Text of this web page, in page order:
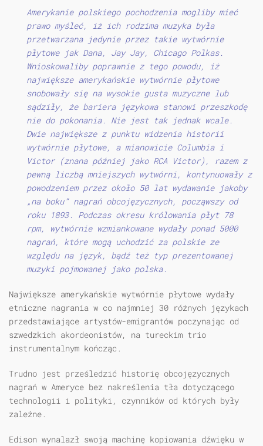
Amerykanie polskiego pochodzenia mogliby mieć
prawo myśleć, iż ich rodzima muzyka była
przetwarzana jedynie przez takie wytwórnie
płytowe jak Dana, Jay Jay, Chicago Polkas.
Wnioskowaliby poprawnie z tego powodu, iż
największe amerykańskie wytwórnie płytowe
snobowały się na wysokie gusta muzyczne lub
sądziły, że bariera językowa stanowi przeszkodę
nie do pokonania. Nie jest tak jednak wcale.
Dwie największe z punktu widzenia historii
wytwórnie płytowe, a mianowicie Columbia i
Victor (znana później jako RCA Victor), razem z
pewną liczbą mniejszych wytwórni, kontynuowały z
powodzeniem przez około 50 lat wydawanie jakoby
„na boku” nagrań obcojęzycznych, począwszy od
roku 1893. Podczas okresu królowania płyt 78
rpm, wytwórnie wzmiankowane wydały ponad 5000
nagrań, które mogą uchodzić za polskie ze
względu na język, bądź też typ prezentowanej
muzyki pojmowanej jako polska.
Największe amerykańskie wytwórnie płytowe wydały
etniczne nagrania w co najmniej 30 różnych językach
przedstawiające artystów-emigrantów poczynając od
szwedzkich akordeonistów, na tureckim trio
instrumentalnym kończąc.
Trudno jest prześledzić historię obcojęzycznych
nagrań w Ameryce bez nakreślenia tła dotyczącego
technologii i polityki, czynników od których były
zależne.
Edison wynalazł swoją machinę kopiowania dźwięku w